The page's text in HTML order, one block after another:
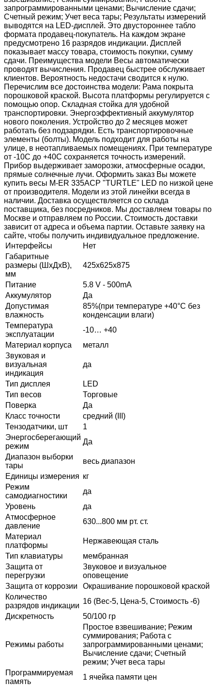
запрограммированными ценами; Вычисление сдачи;
Счетный режим; Учет веса тары; Результаты измерений
выводятся на LED-дисплей. Это двустороннее табло
формата продавец-покупатель. На каждом экране
предусмотрено 16 разрядов индикации. Дисплей
показывает массу товара, стоимость покупки, сумму
сдачи. Преимущества модели Весы автоматически
проводят вычисления. Продавец быстрее обслуживает
клиентов. Вероятность недостачи сводится к нулю.
Перечислим все достоинства модели: Рама покрыта
порошковой краской. Высота платформы регулируется с
помощью опор. Складная стойка для удобной
транспортировки. Энергоэффективный аккумулятор
нового поколения. Устройство до 2 месяцев может
работать без подзарядки. Есть транспортировочные
элементы (болты). Модель подходит для работы на
улице, в неотапливаемых помещениях. При температуре
от -10С до +40С сохраняется точность измерений.
Прибор выдерживает заморозки, атмосферные осадки,
прямые солнечные лучи. Оформить заказ Вы можете
купить весы M-ER 335ACP "TURTLE" LED по низкой цене
от производителя. Модели из этой линейки всегда в
наличии. Доставка осуществляется со склада
поставщика, без посредников. Мы доставляем товары по
Москве и отправляем по России. Стоимость доставки
зависит от адреса и объема партии. Оставьте заявку на
сайте, чтобы получить индивидуальное предложение.
Интерфейсы
Нет
Габаритные
размеры (ШхДхВ),
мм
425х625х875
Питание
5.8 V - 500mA
Аккумулятор
Да
Допустимая
влажность
85%(при температуре +40°С без
конденсации влаги)
Температура
эксплуатации
-10… +40
Материал корпуса
металл
Звуковая и
визуальная
индикация
да
Тип дисплея
LED
Тип весов
Торговые
Поверка
Да
Класс точности
средний (III)
Тензодатчики, шт
1
Энергосберегающий
режим
Да
Диапазон выборки
тары
весь диапазон
Единицы измерения кг
Режим
самодиагностики
да
Уровень
да
Атмосферное
давление
630...800 мм рт. ст.
Материал
платформы
Нержавеющая сталь
Тип клавиатуры
мембранная
Защита от
перегрузки
Звуковое и визуальное
оповещение
Защита от коррозии
Окрашивание порошковой краской
Количество
разрядов индикации
16 (Вес-5, Цена-5, Стоимость -6)
Дискретность
50/100 гр
Режимы работы
Простое взвешивание; Режим
суммирования; Работа с
запрограммированными ценами;
Вычисление сдачи; Счетный
режим; Учет веса тары
Программируемая
память
1 ячейка памяти цен